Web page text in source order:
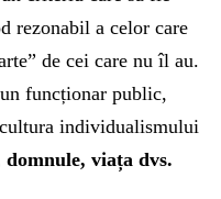
rezonabil a celor care
de cei care nu îl au.
funcționar public,
individualismului
domnule, viața dvs.